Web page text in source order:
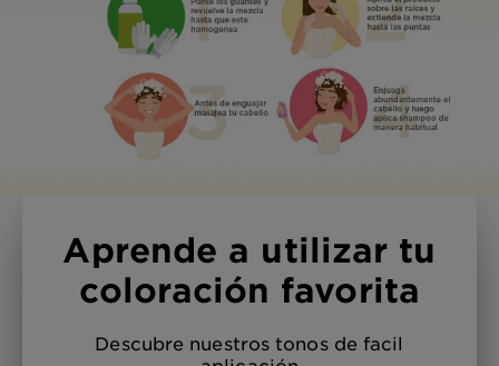
Aprende a utilizar tu
coloración favorita
Descubre nuestros tonos de facil